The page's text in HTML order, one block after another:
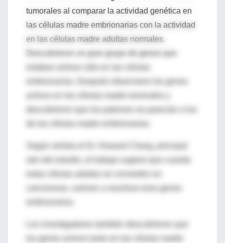
tumorales al comparar la actividad genética en
las células madre embrionarias con la actividad
en las células madre adultas normales.
Descubrieron un gran grupo de genes que
embrionarias. Después observaron los genes
Según señala el Dr. Howard Chang, principal
utor del estudio, el trabajo sugiere que cuando
cancerosas, vuelven a reactivar esos genes
Los investigadores también descubrieron que
los genes activos tanto en las células madre